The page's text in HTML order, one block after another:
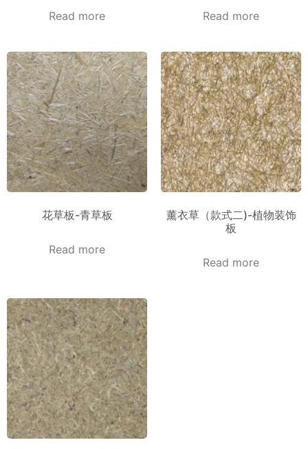
Read more Read more
花草板-青草板
Read more
薰衣草（款式二)-植物装饰
板
Read more